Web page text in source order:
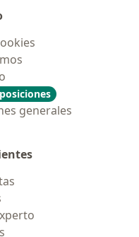
generales